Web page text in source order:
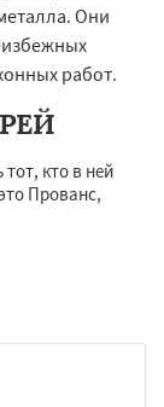
Они
работ.
кто в ней
Прованс,